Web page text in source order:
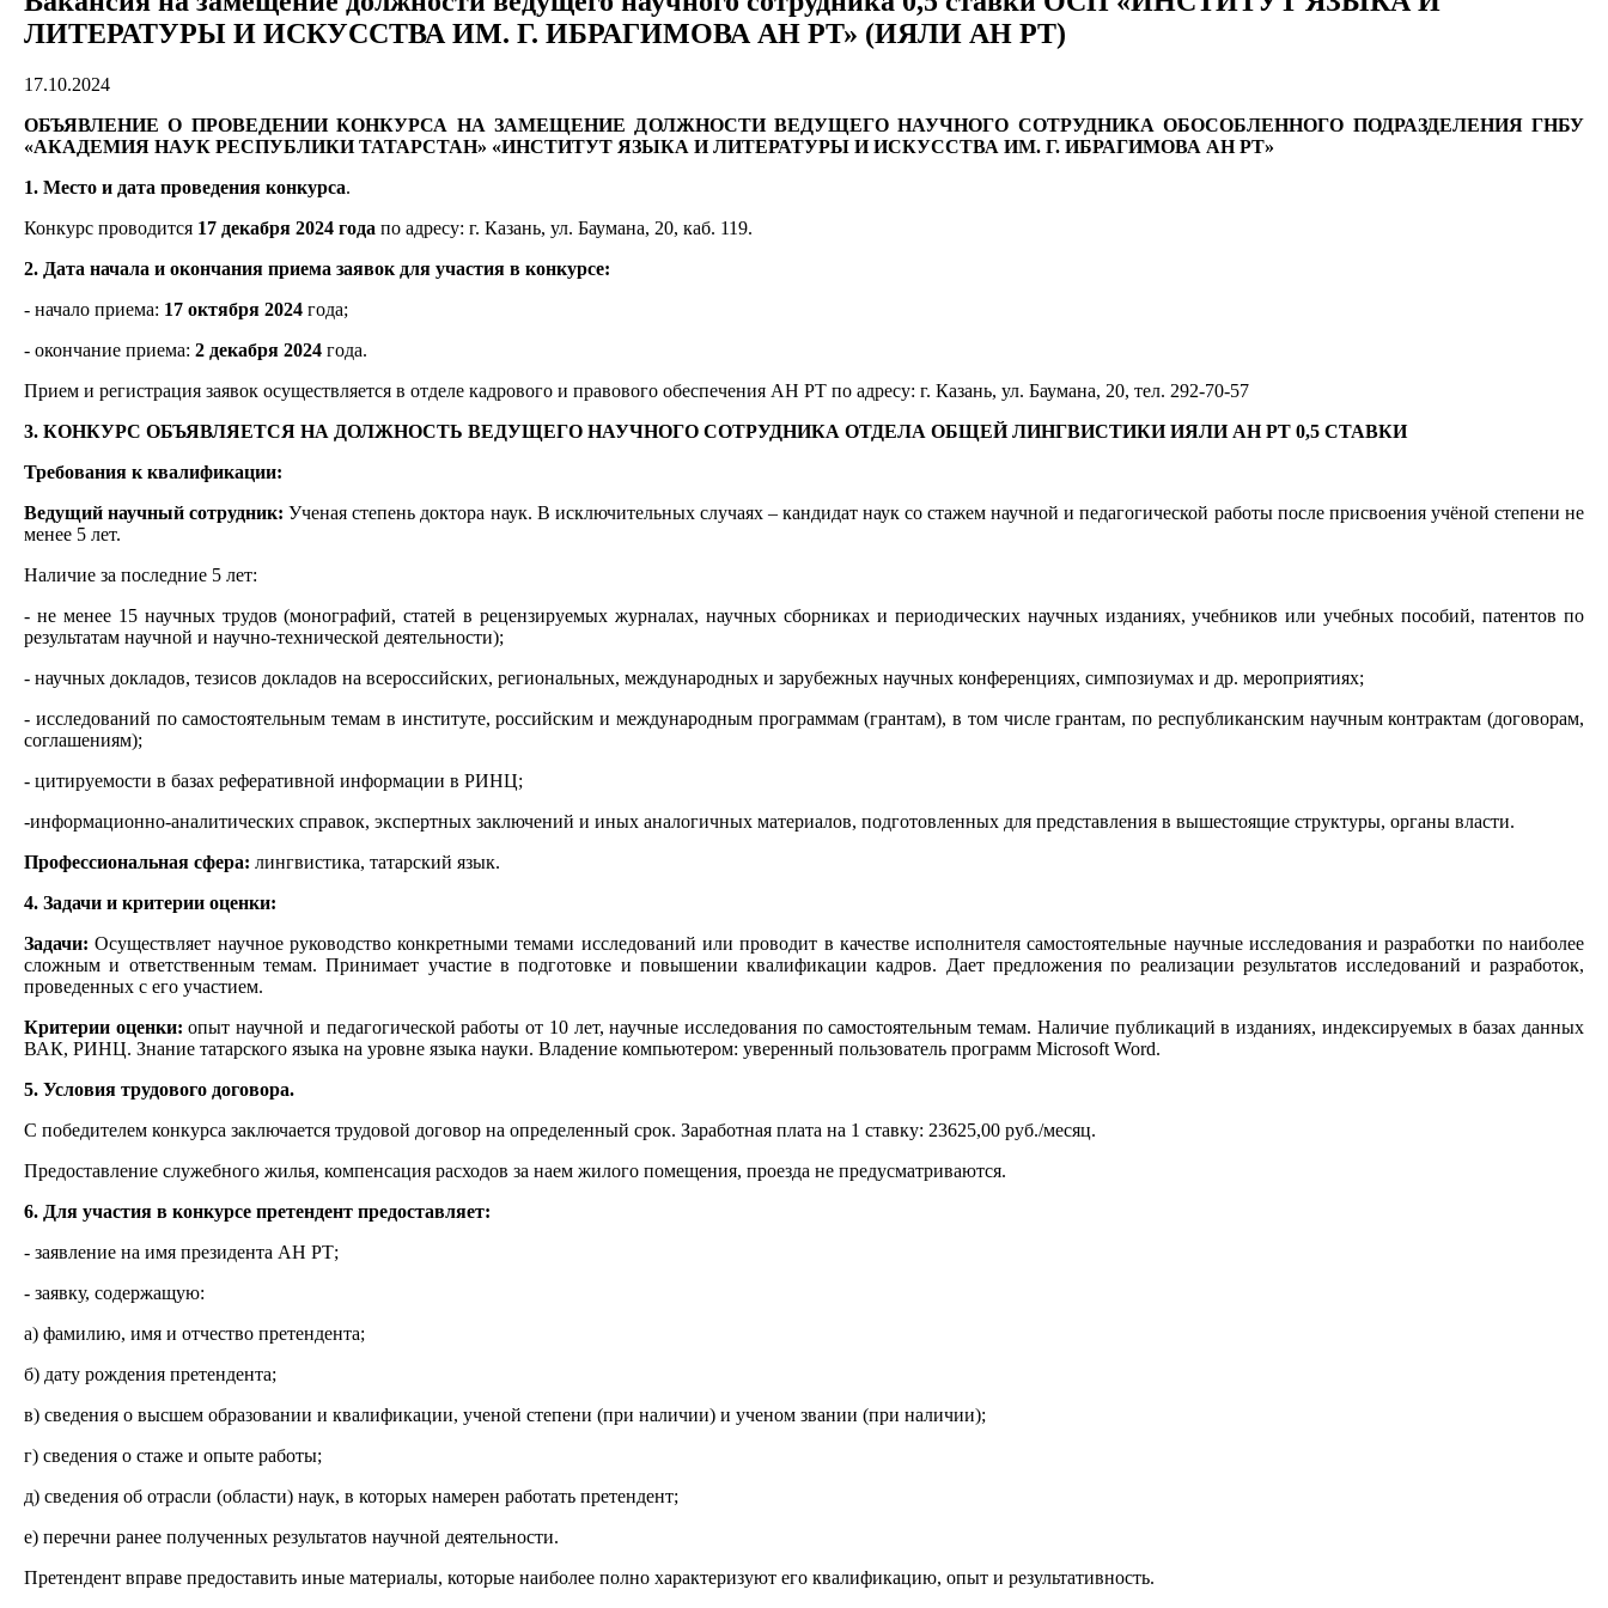
ЛИТЕРАТУРЫ И ИСКУССТВА ИМ. Г. ИБРАГИМОВА АН РТ» (ИЯЛИ АН РТ)
17.10.2024
ОБЪЯВЛЕНИЕ О ПРОВЕДЕНИИ КОНКУРСА НА ЗАМЕЩЕНИЕ ДОЛЖНОСТИ ВЕДУЩЕГО НАУЧНОГО СОТРУДНИКА ОБОСОБЛЕННОГО ПОДРАЗДЕЛЕНИЯ ГНБУ
«АКАДЕМИЯ НАУК РЕСПУБЛИКИ ТАТАРСТАН» «ИНСТИТУТ ЯЗЫКА И ЛИТЕРАТУРЫ И ИСКУССТВА ИМ. Г. ИБРАГИМОВА АН РТ»
1. Место и дата проведения конкурса.
Конкурс проводится 17 декабря 2024 года по адресу: г. Казань, ул. Баумана, 20, каб. 119.
2. Дата начала и окончания приема заявок для участия в конкурсе:
- начало приема: 17 октября 2024 года;
- окончание приема: 2 декабря 2024 года.
Прием и регистрация заявок осуществляется в отделе кадрового и правового обеспечения АН РТ по адресу: г. Казань, ул. Баумана, 20, тел. 292-70-57
3. КОНКУРС ОБЪЯВЛЯЕТСЯ НА ДОЛЖНОСТЬ ВЕДУЩЕГО НАУЧНОГО СОТРУДНИКА ОТДЕЛА ОБЩЕЙ ЛИНГВИСТИКИ ИЯЛИ АН РТ 0,5 СТАВКИ
Требования к квалификации:
Ведущий научный сотрудник: Ученая степень доктора наук. В исключительных случаях – кандидат наук со стажем научной и педагогической работы после присвоения учёной степени не
менее 5 лет.
Наличие за последние 5 лет:
- не менее 15 научных трудов (монографий, статей в рецензируемых журналах, научных сборниках и периодических научных изданиях, учебников или учебных пособий, патентов по
результатам научной и научно-технической деятельности);
- научных докладов, тезисов докладов на всероссийских, региональных, международных и зарубежных научных конференциях, симпозиумах и др. мероприятиях;
- исследований по самостоятельным темам в институте, российским и международным программам (грантам), в том числе грантам, по республиканским научным контрактам (договорам,
соглашениям);
- цитируемости в базах реферативной информации в РИНЦ;
-информационно-аналитических справок, экспертных заключений и иных аналогичных материалов, подготовленных для представления в вышестоящие структуры, органы власти.
Профессиональная сфера: лингвистика, татарский язык.
4. Задачи и критерии оценки:
Задачи: Осуществляет научное руководство конкретными темами исследований или проводит в качестве исполнителя самостоятельные научные исследования и разработки по наиболее
сложным и ответственным темам. Принимает участие в подготовке и повышении квалификации кадров. Дает предложения по реализации результатов исследований и разработок,
проведенных с его участием.
Критерии оценки: опыт научной и педагогической работы от 10 лет, научные исследования по самостоятельным темам. Наличие публикаций в изданиях, индексируемых в базах данных
ВАК, РИНЦ. Знание татарского языка на уровне языка науки. Владение компьютером: уверенный пользователь программ Microsoft Word.
5. Условия трудового договора.
С победителем конкурса заключается трудовой договор на определенный срок. Заработная плата на 1 ставку: 23625,00 руб./месяц.
Предоставление служебного жилья, компенсация расходов за наем жилого помещения, проезда не предусматриваются.
6. Для участия в конкурсе претендент предоставляет:
- заявление на имя президента АН РТ;
- заявку, содержащую:
а) фамилию, имя и отчество претендента;
б) дату рождения претендента;
в) сведения о высшем образовании и квалификации, ученой степени (при наличии) и ученом звании (при наличии);
г) сведения о стаже и опыте работы;
д) сведения об отрасли (области) наук, в которых намерен работать претендент;
е) перечни ранее полученных результатов научной деятельности.
Претендент вправе предоставить иные материалы, которые наиболее полно характеризуют его квалификацию, опыт и результативность.